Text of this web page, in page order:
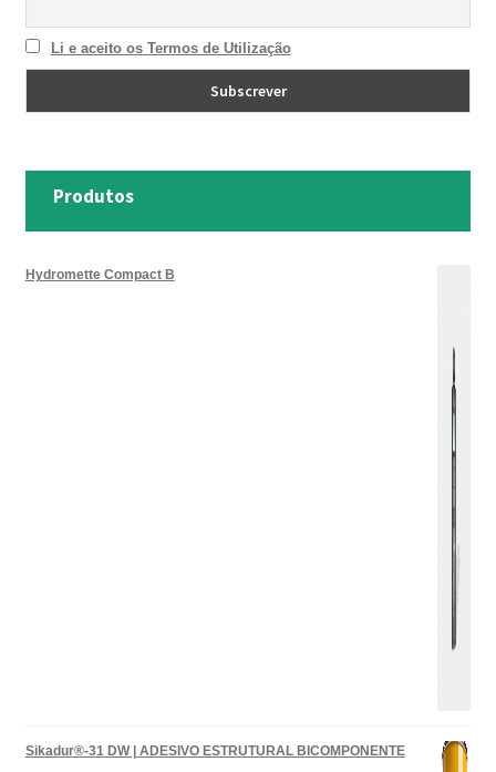
Li e aceito os Termos de Utilização
Produtos
Hydromette Compact B
Sikadur®-31 DW | ADESIVO ESTRUTURAL BICOMPONENTE